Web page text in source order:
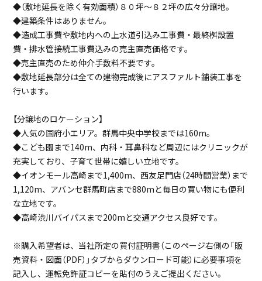
◆（敷地延長を除く有効面積）８０坪～８２坪の広々分譲地。
◆建築条件はありません。
◆造成工事費や敷地内への上水道引込み工事費・最終桝設置
費・排水管接続工事費込みの売主直売価格です。
◆売主直売のため仲介手数料不要です。
◆敷地延長部分は全ての建物完成後にアスファルト舗装工事を
行います。
【分譲地のロケーション】
◆人気の国府小エリア。群馬中央中学校までは160m。
◆こども園まで140m、内科・耳鼻科など周辺にはクリニックが
充実しており、子育て世帯に嬉しい立地です。
◆イオンモール高崎まで1,400m、西友足門店（24時間営業）まで
1,120m、アバンセ群馬町店まで880mと毎日の買い物にも便利
な立地です。
◆高崎渋川バイパスまで200mと交通アクセス良好です。
※購入希望者は、当社所定の買付証明書（このページ右側の「販
売資料・図面（PDF）」タブからダウンロード可能）に必要事項を
記入し、運転免許証コピーを貼付のうえご提出ください。
地積測量図
求積図
公図
買付証明書兼お客様アンケート
（物件予約時必要書類）
案内図